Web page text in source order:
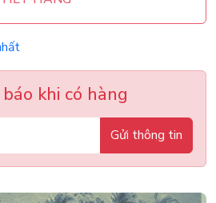
khi có hàng
Gửi thông tin